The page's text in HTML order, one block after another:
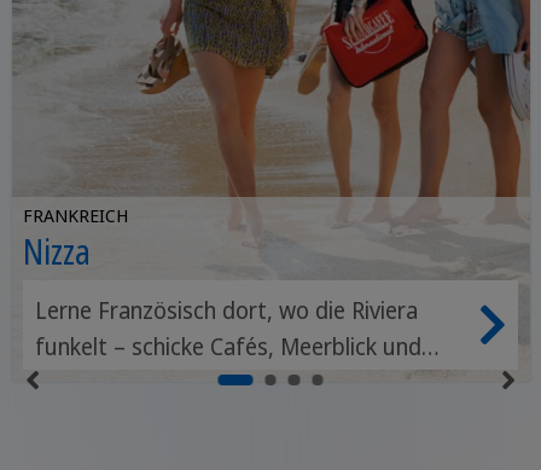
FRANKREICH
Nizza
Lerne Französisch dort, wo die Riviera
funkelt – schicke Cafés, Meerblick und
Sonnenschein bestimmen den Rhythmus.